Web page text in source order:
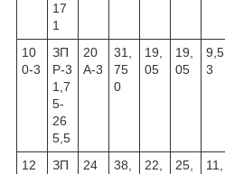
17
1
10
0-3
ЗП
Р-3
1,7
5-
26
5,5
20
А-3
31,
75
0
19,
05
19,
05
9,5
3
12
ЗП
24
38,
22,
25,
11,